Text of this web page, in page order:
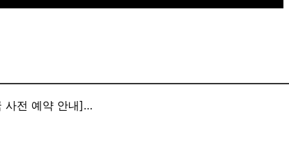
사전 예약 안내]